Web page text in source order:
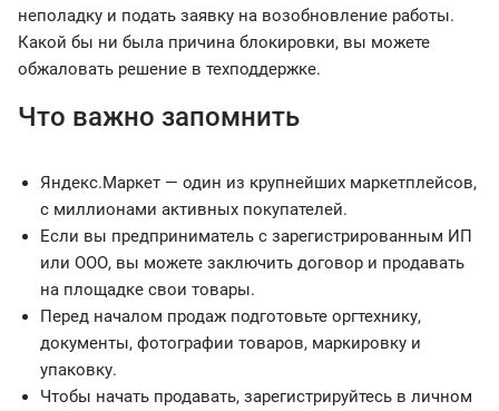
неполадку и подать заявку на возобновление работы.
Какой бы ни была причина блокировки, вы можете
обжаловать решение в техподдержке.
Что важно запомнить
Яндекс.Маркет — один из крупнейших маркетплейсов,
с миллионами активных покупателей.
Если вы предприниматель с зарегистрированным ИП
или ООО, вы можете заключить договор и продавать
на площадке свои товары.
Перед началом продаж подготовьте оргтехнику,
документы, фотографии товаров, маркировку и
упаковку.
Чтобы начать продавать, зарегистрируйтесь в личном